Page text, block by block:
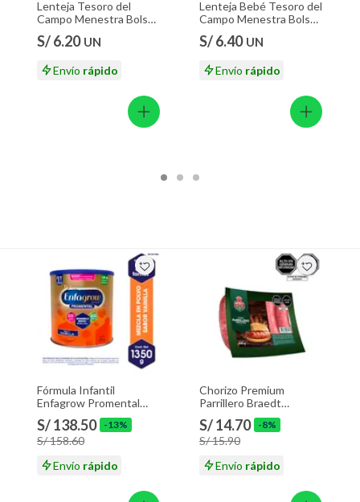
Lenteja Tesoro del
Campo Menestra Bolsa
S/ 6.20 UN
Envío rápido
Lenteja Bebé Tesoro del
Campo Menestra Bolsa
S/ 6.40 UN
Envío rápido
Fórmula Infantil
Enfagrow Promental
Vainilla Lata 1.35 Kg
S/ 138.50 -13%
S/ 158.60
Envío rápido
Chorizo Premium
Parrillero Braedt
Empaque 500 g
S/ 14.70 -8%
S/ 15.90
Envío rápido